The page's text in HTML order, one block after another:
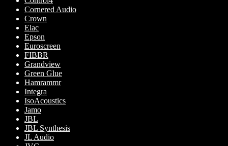
Cornered Audio
Crown
Elac
Epson
Euroscreen
FIBBR
Grandview
Green Glue
Hamrammr
Integra
IsoAcoustics
Jamo
JBL
JBL Synthesis
JL Audio